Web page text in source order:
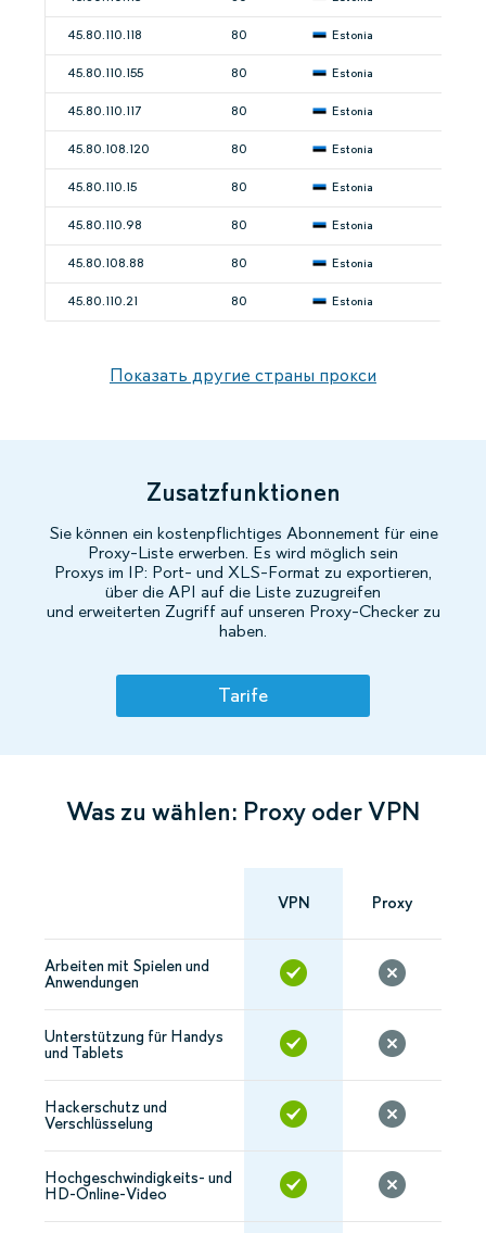
45.80.110.118 80 Estonia
45.80.110.155 80 Estonia
45.80.110.117 80 Estonia
45.80.108.120 80 Estonia
45.80.110.15 80 Estonia
45.80.110.98 80 Estonia
45.80.108.88 80 Estonia
45.80.110.21 80 Estonia
Показать другие страны прокси
Zusatzfunktionen
Sie können ein kostenpflichtiges Abonnement für eine
Proxy-Liste erwerben. Es wird möglich sein
Proxys im IP: Port- und XLS-Format zu exportieren,
über die API auf die Liste zuzugreifen
und erweiterten Zugriff auf unseren Proxy-Checker zu
haben.
Tarife
Was zu wählen: Proxy oder VPN
VPN Proxy
Arbeiten mit Spielen und
Anwendungen
Unterstützung für Handys
und Tablets
Hackerschutz und
Verschlüsselung
Hochgeschwindigkeits- und
HD-Online-Video